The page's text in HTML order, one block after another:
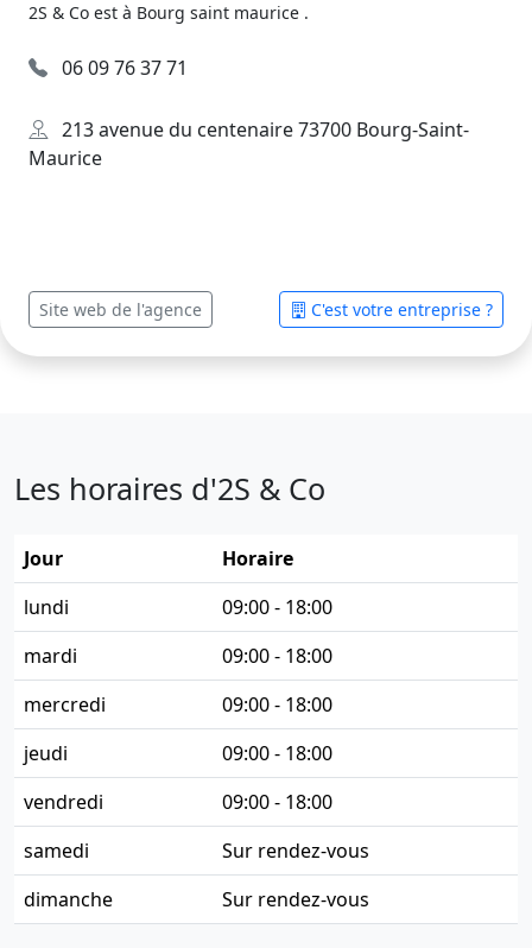
2S & Co est à Bourg saint maurice .
06 09 76 37 71
213 avenue du centenaire 73700 Bourg-Saint-
Maurice
Site web de l'agence C'est votre entreprise ?
Les horaires d'2S & Co
Jour
Horaire
lundi
09:00 - 18:00
mardi
09:00 - 18:00
mercredi
09:00 - 18:00
jeudi
09:00 - 18:00
vendredi
09:00 - 18:00
samedi
Sur rendez-vous
dimanche
Sur rendez-vous